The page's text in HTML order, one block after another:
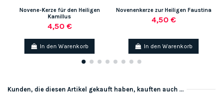
Novene-Kerze für den Heiligen
Kamillus
4,50 €
In den Warenkorb
Novenenkerze zur Heiligen Faustina
4,50 €
In den Warenkorb
Kunden, die diesen Artikel gekauft haben, kauften auch ...